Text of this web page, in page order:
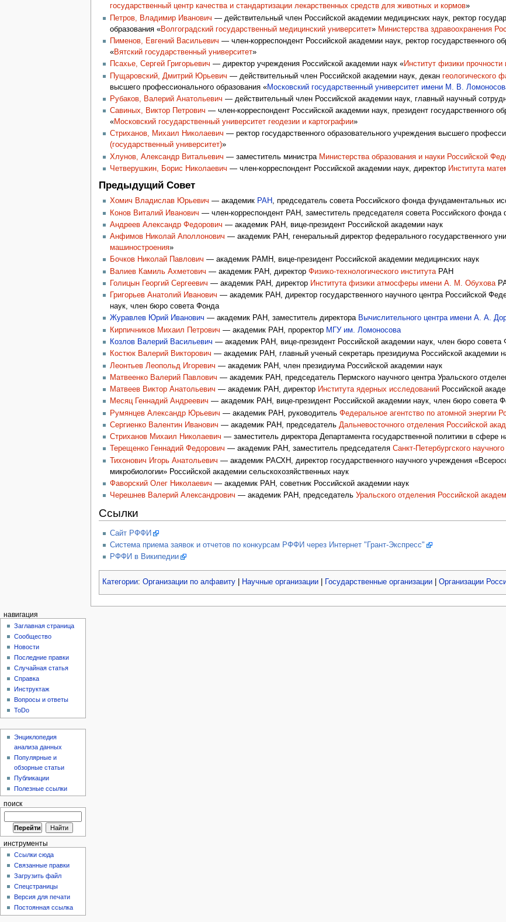
государственный центр качества и стандартизации лекарственных средств для животных и кормов»
Петров, Владимир Иванович — действительный член Российской академии медицинских наук, ректор
образования «Волгоградский государственный медицинский университет» Министерства здравоохранения
Пименов, Евгений Васильевич — член-корреспондент Российской академии наук, ректор государственного
«Вятский государственный университет»
Псахье, Сергей Григорьевич — директор учреждения Российской академии наук «Институт физики
Пущаровский, Дмитрий Юрьевич — действительный член Российской академии наук, декан геологического
высшего профессионального образования «Московский государственный университет имени М. В.
Рубаков, Валерий Анатольевич — действительный член Российской академии наук, главный научный
Савиных, Виктор Петрович — член-корреспондент Российской академии наук, президент государственного
«Московский государственный университет геодезии и картографии»
Стриханов, Михаил Николаевич — ректор государственного образовательного учреждения высшего
(государственный университет)»
Хлунов, Александр Витальевич — заместитель министра Министерства образования и науки Российской
Четверушкин, Борис Николаевич — член-корреспондент Российской академии наук, директор Института
Предыдущий Совет
Хомич Владислав Юрьевич — академик РАН, председатель совета Российского фонда фундаментальных
Конов Виталий Иванович — член-корреспондент РАН, заместитель председателя совета Российского
Андреев Александр Федорович — академик РАН, вице-президент Российской академии наук
Анфимов Николай Аполлонович — академик РАН, генеральный директор федерального государственного
машиностроения»
Бочков Николай Павлович — академик РАМН, вице-президент Российской академии медицинских наук
Валиев Камиль Ахметович — академик РАН, директор Физико-технологического институтаРАН
Голицын Георгий Сергеевич — академик РАН, директор Института физики атмосферы имени А. М. Обухова
Григорьев Анатолий Иванович — академик РАН, директор государственного научного центра Российской
наук, член бюро совета Фонда
Журавлев Юрий Иванович — академик РАН, заместитель директора Вычислительного центра имени А. А.
Кирпичников Михаил Петрович — академик РАН, проректор МГУ им. Ломоносова
Козлов Валерий Васильевич — академик РАН, вице-президент Российской академии наук, член бюро совета
Костюк Валерий Викторович — академик РАН, главный ученый секретарь президиума Российской академии
Леонтьев Леопольд Игоревич — академик РАН, член президиума Российской академии наук
Матвеенко Валерий Павлович — академик РАН, председатель Пермского научного центра Уральского
Матвеев Виктор Анатольевич — академик РАН, директор Института ядерных исследованийРоссийской
Месяц Геннадий Андреевич — академик РАН, вице-президент Российской академии наук, член бюро совета
Румянцев Александр Юрьевич — академик РАН, руководитель Федеральное агентство по атомной энергии
Сергиенко Валентин Иванович — академик РАН, председатель Дальневосточного отделения Российской
Стриханов Михаил Николаевич — заместитель директора Департамента государственной политики в сфере
Терещенко Геннадий Федорович — академик РАН, заместитель председателя Санкт-Петербургского
Тихонович Игорь Анатольевич — академик РАСХН, директор государственного научного учреждения
микробиологии» Российской академии сельскохозяйственных наук
Фаворский Олег Николаевич — академик РАН, советник Российской академии наук
Черешнев Валерий Александрович — академик РАН, председатель Уральского отделения Российской
Ссылки
Сайт РФФИ
Система приема заявок и отчетов по конкурсам РФФИ через Интернет "Грант-Экспресс"
РФФИ в Википедии
Категории: Организации по алфавиту| Научные организации| Государственные организации| Организации
навигация
Заглавная страница
Сообщество
Новости
Последние правки
Случайная статья
Справка
Инструктаж
Вопросы и ответы
ToDo
Энциклопедия
анализа данных
Популярные и
обзорные статьи
Публикации
Полезные ссылки
поиск
инструменты
Ссылки сюда
Связанные правки
Загрузить файл
Спецстраницы
Версия для печати
Постоянная ссылка